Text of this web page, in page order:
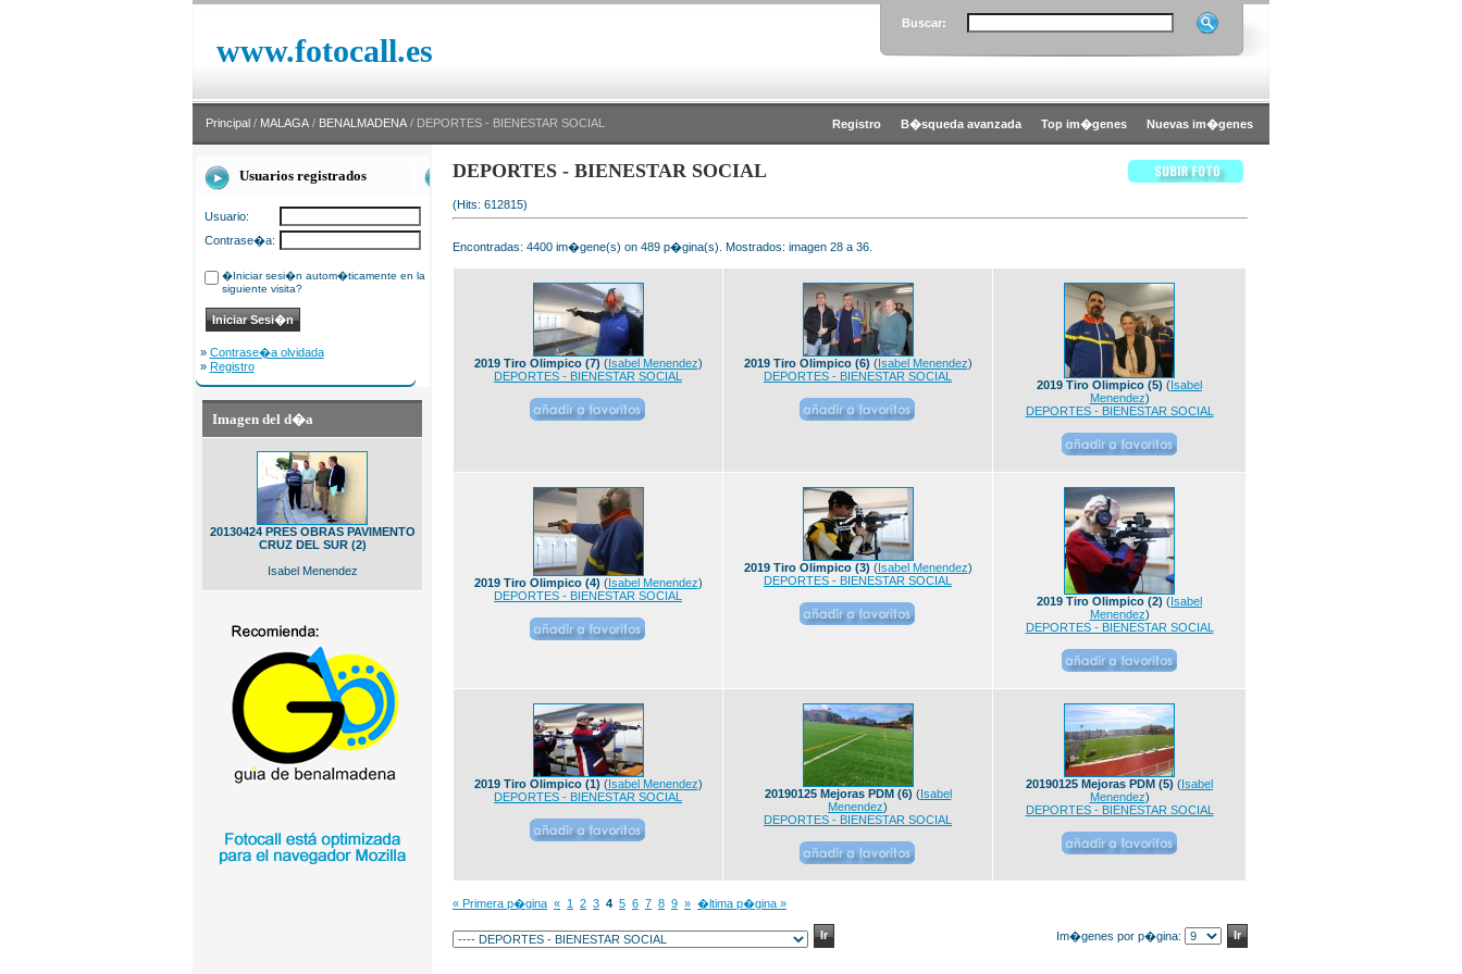
www.fotocall.es
Buscar:
Principal / MALAGA / BENALMADENA / DEPORTES - BIENESTAR SOCIAL Registro B�squeda avanzada Top im�genes Nuevas im�genes
Usuarios registrados
Usuario:
Contrase�a:
�Iniciar sesi�n autom�ticamente en la
siguiente visita?
» Contrase�a olvidada
» Registro
Imagen del d�a
20130424 PRES OBRAS PAVIMENTO
CRUZ DEL SUR (2)
Isabel Menendez
DEPORTES - BIENESTAR SOCIAL
(Hits: 612815)
Encontradas: 4400 im�gene(s) on 489 p�gina(s). Mostrados: imagen 28 a 36.
2019 Tiro Olimpico (7) (Isabel Menendez)
DEPORTES - BIENESTAR SOCIAL
2019 Tiro Olimpico (6) (Isabel Menendez)
DEPORTES - BIENESTAR SOCIAL
2019 Tiro Olimpico (5) (Isabel
Menendez)
DEPORTES - BIENESTAR SOCIAL
2019 Tiro Olimpico (4) (Isabel Menendez)
DEPORTES - BIENESTAR SOCIAL
2019 Tiro Olimpico (3) (Isabel Menendez)
DEPORTES - BIENESTAR SOCIAL
2019 Tiro Olimpico (2) (Isabel
Menendez)
DEPORTES - BIENESTAR SOCIAL
2019 Tiro Olimpico (1) (Isabel Menendez)
DEPORTES - BIENESTAR SOCIAL
20190125 Mejoras PDM (6) (Isabel
Menendez)
DEPORTES - BIENESTAR SOCIAL
20190125 Mejoras PDM (5) (Isabel
Menendez)
DEPORTES - BIENESTAR SOCIAL
« Primera p�gina « 1 2 3 4 5 6 7 8 9 » �ltima p�gina »
Im�genes por p�gina: